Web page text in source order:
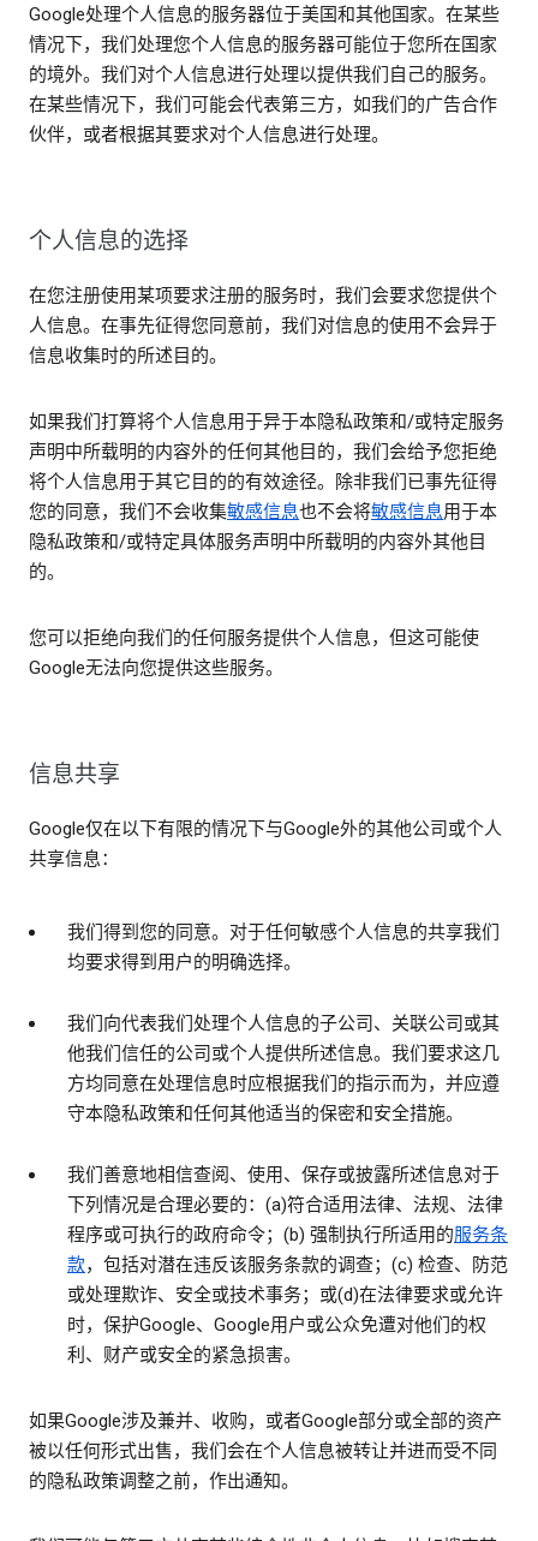
Google处理个人信息的服务器位于美国和其他国家。在某些
情况下，我们处理您个人信息的服务器可能位于您所在国家
的境外。我们对个人信息进行处理以提供我们自己的服务。
在某些情况下，我们可能会代表第三方，如我们的广告合作
伙伴，或者根据其要求对个人信息进行处理。
个人信息的选择
在您注册使用某项要求注册的服务时，我们会要求您提供个
人信息。在事先征得您同意前，我们对信息的使用不会异于
信息收集时的所述目的。
如果我们打算将个人信息用于异于本隐私政策和/或特定服务
声明中所载明的内容外的任何其他目的，我们会给予您拒绝
将个人信息用于其它目的的有效途径。除非我们已事先征得
您的同意，我们不会收集敏感信息也不会将敏感信息用于本
隐私政策和/或特定具体服务声明中所载明的内容外其他目
的。
您可以拒绝向我们的任何服务提供个人信息，但这可能使
Google无法向您提供这些服务。
信息共享
Google仅在以下有限的情况下与Google外的其他公司或个人
共享信息：
我们得到您的同意。对于任何敏感个人信息的共享我们
均要求得到用户的明确选择。
我们向代表我们处理个人信息的子公司、关联公司或其
他我们信任的公司或个人提供所述信息。我们要求这几
方均同意在处理信息时应根据我们的指示而为，并应遵
守本隐私政策和任何其他适当的保密和安全措施。
我们善意地相信查阅、使用、保存或披露所述信息对于
下列情况是合理必要的：(a)符合适用法律、法规、法律
程序或可执行的政府命令；(b) 强制执行所适用的服务条
款，包括对潜在违反该服务条款的调查；(c) 检查、防范
或处理欺诈、安全或技术事务；或(d)在法律要求或允许
时，保护Google、Google用户或公众免遭对他们的权
利、财产或安全的紧急损害。
如果Google涉及兼并、收购，或者Google部分或全部的资产
被以任何形式出售，我们会在个人信息被转让并进而受不同
的隐私政策调整之前，作出通知。